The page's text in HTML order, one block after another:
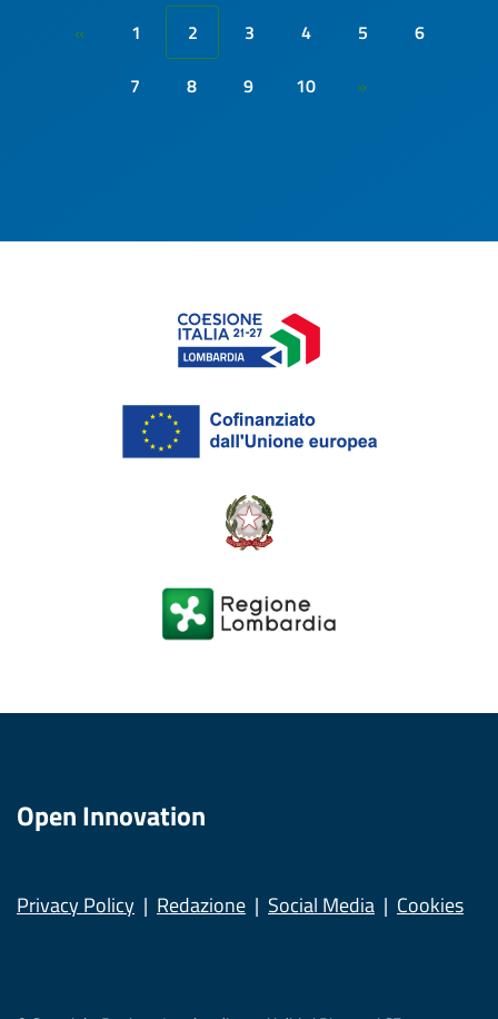
« 1 2 3 4 5
6
7
8 9 10 »
Open Innovation
Privacy Policy Redazione Social Media Cookies